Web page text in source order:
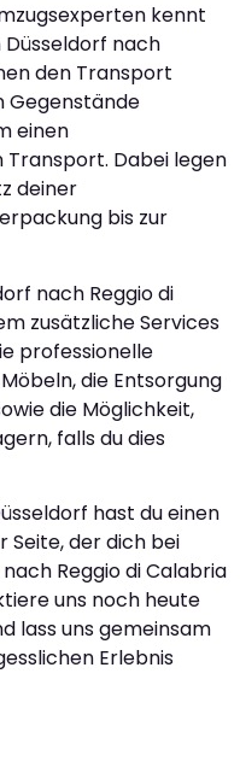
kennt
nach
den Transport
Gegenstände
einen
Dabei legen
deiner
bis zur
nach Reggio di
zusätzliche Services
professionelle
die Entsorgung
die Möglichkeit,
falls du dies
hast du einen
Seite, der dich bei
Reggio di Calabria
uns noch heute
lass uns gemeinsam
Erlebnis